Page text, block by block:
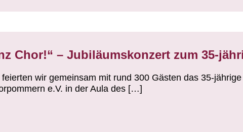
Chor!“ – Jubiläumskonzert zum 35-
wir gemeinsam mit rund 300 Gästen das 35-
e.V. in der Aula des […]